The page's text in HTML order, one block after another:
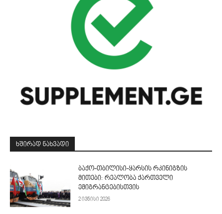
ᲮᲨᲘᲠᲐᲓ ᲜᲐᲮᲕᲐᲓᲘ
ბაქო-თბილისი-ყარსის რკინიგზის
მითები: რეალობა ქართველი
ემიგრანტებისთვის
2 ივნისი 2026